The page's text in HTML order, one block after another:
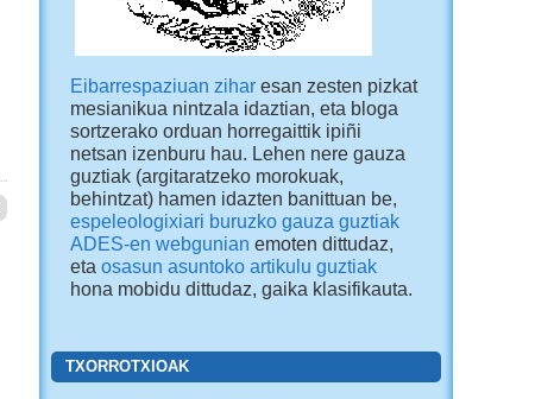
Eibarrespaziuan ziharesan zesten pizkat
mesianikua nintzala idaztian, eta bloga
sortzerako orduan horregaittik ipiñi
netsan izenburu hau. Lehen nere gauza
guztiak (argitaratzeko morokuak,
behintzat) hamen idazten banittuan be,
espeleologixiari buruzko gauza guztiak
ADES-en webgunian emoten dittudaz,
eta osasun asuntoko artikulu guztiak
hona mobidu dittudaz, gaika klasifikauta.
TXORROTXIOAK